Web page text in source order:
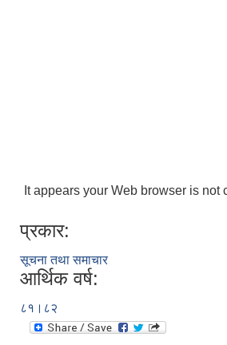
It appears your Web browser is
प्रकार:
सूचना तथा समाचार
आर्थिक वर्ष:
८१।८२